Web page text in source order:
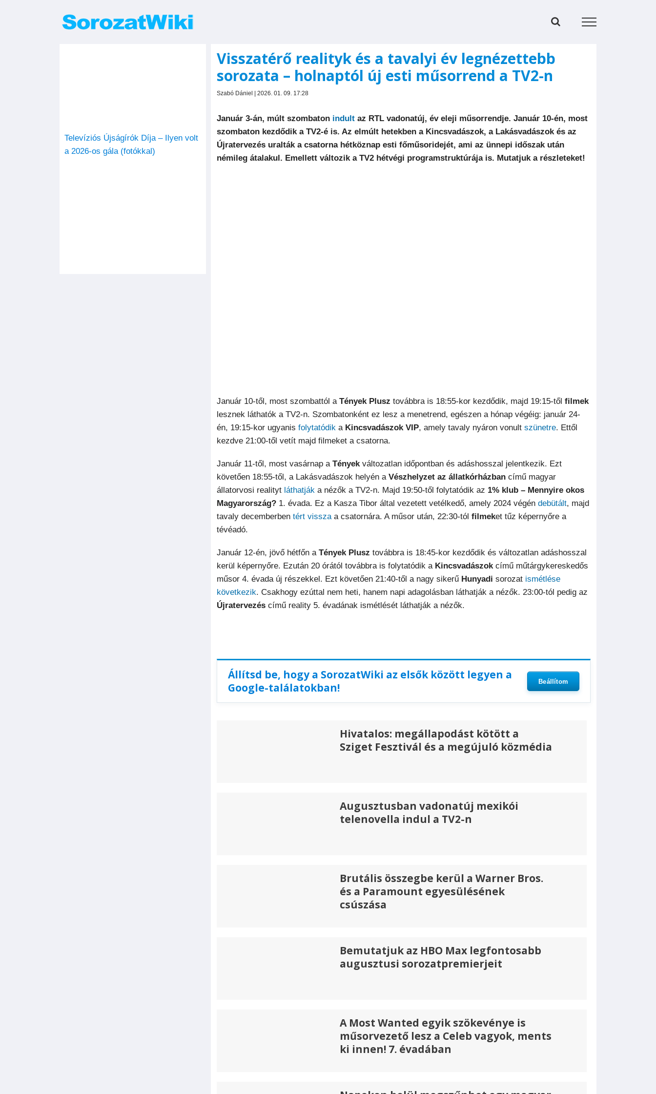
Visszatérő realityk és a tavalyi év legnézettebb
sorozata – holnaptól új esti műsorrend a TV2-n
Szabó Dániel | 2026. 01. 09. 17:28
Január 3-án, múlt szombaton indult az RTL vadonatúj, év eleji műsorrendje. Január 10-én, most
szombaton kezdődik a TV2-é is. Az elmúlt hetekben a Kincsvadászok, a Lakásvadászok és az
Újratervezés uralták a csatorna hétköznap esti főműsoridejét, ami az ünnepi időszak után
némileg átalakul. Emellett változik a TV2 hétvégi programstruktúrája is. Mutatjuk a részleteket!
Január 10-től, most szombattól a Tények Plusz továbbra is 18:55-kor kezdődik, majd 19:15-től filmek
lesznek láthatók a TV2-n. Szombatonként ez lesz a menetrend, egészen a hónap végéig: január 24-
én, 19:15-kor ugyanis folytatódik a Kincsvadászok VIP, amely tavaly nyáron vonult szünetre. Ettől
kezdve 21:00-től vetít majd filmeket a csatorna.
Január 11-től, most vasárnap a Tényekváltozatlan időpontban és adáshosszal jelentkezik. Ezt
követően 18:55-től, a Lakásvadászok helyén a Vészhelyzet az állatkórházban című magyar
állatorvosi realityt láthatják a nézők a TV2-n. Majd 19:50-től folytatódik az 1% klub – Mennyire okos
Magyarország? 1. évada. Ez a Kasza Tibor által vezetett vetélkedő, amely 2024 végén debütált, majd
tavaly decemberben tért visszaa csatornára. A műsor után, 22:30-tól filmeket tűz képernyőre a
tévéadó.
Január 12-én, jövő hétfőn a Tények Plusz továbbra is 18:45-kor kezdődik és változatlan adáshosszal
kerül képernyőre. Ezután 20 órától továbbra is folytatódik a Kincsvadászokcímű műtárgykereskedős
műsor 4. évada új részekkel. Ezt követően 21:40-től a nagy sikerű Hunyadi sorozat ismétlése
következik. Csakhogy ezúttal nem heti, hanem napi adagolásban láthatják a nézők. 23:00-tól pedig az
Újratervezés című reality 5. évadának ismétlését láthatják a nézők.
Állítsd be, hogy a SorozatWiki az elsők között legyen a
Google-találatokban!
Beállítom
Hivatalos: megállapodást kötött a
Sziget Fesztivál és a megújuló közmédia
Augusztusban vadonatúj mexikói
telenovella indul a TV2-n
Brutális összegbe kerül a Warner Bros.
és a Paramount egyesülésének
csúszása
Bemutatjuk az HBO Max legfontosabb
augusztusi sorozatpremierjeit
A Most Wanted egyik szökevénye is
műsorvezető lesz a Celeb vagyok, ments
ki innen! 7. évadában
Televíziós Újságírók Díja – Ilyen volt
a 2026-os gála (fotókkal)